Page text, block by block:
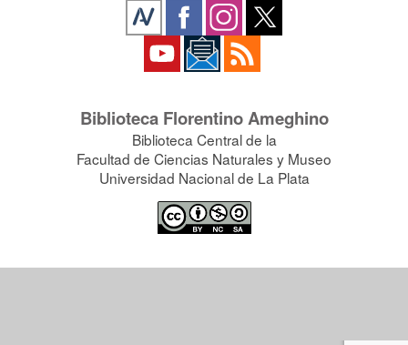
Biblioteca Florentino Ameghino
Biblioteca Central de la
Facultad de Ciencias Naturales y Museo
Universidad Nacional de La Plata